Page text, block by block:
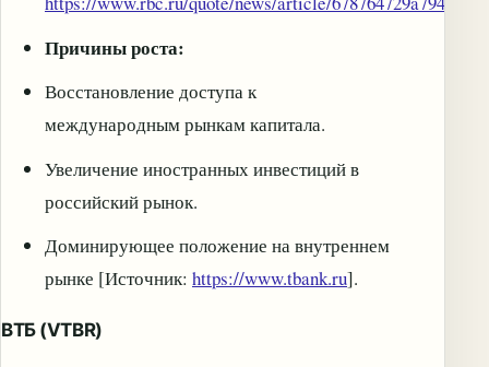
Причины роста:
Восстановление доступа к
международным рынкам капитала.
Увеличение иностранных инвестиций в
российский рынок.
Доминирующее положение на внутреннем
рынке [Источник: https://www.tbank.ru].
ВТБ (VTBR)